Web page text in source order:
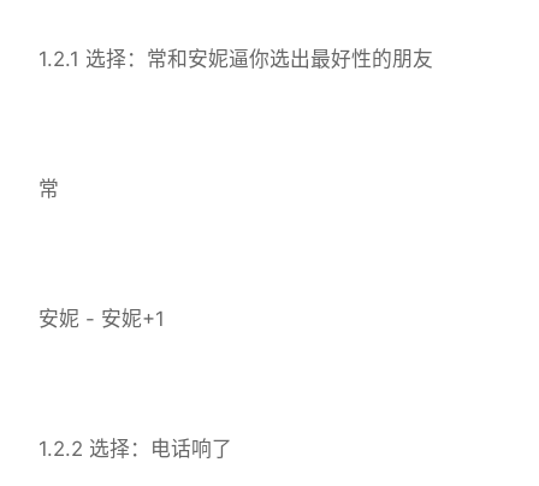
1.2.1 选择：常和安妮逼你选出最好性的朋友
常
安妮 - 安妮+1
1.2.2 选择：电话响了